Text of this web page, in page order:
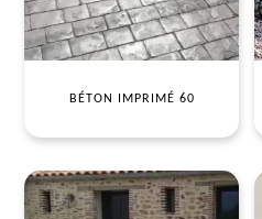
BÉTON IMPRIMÉ 60